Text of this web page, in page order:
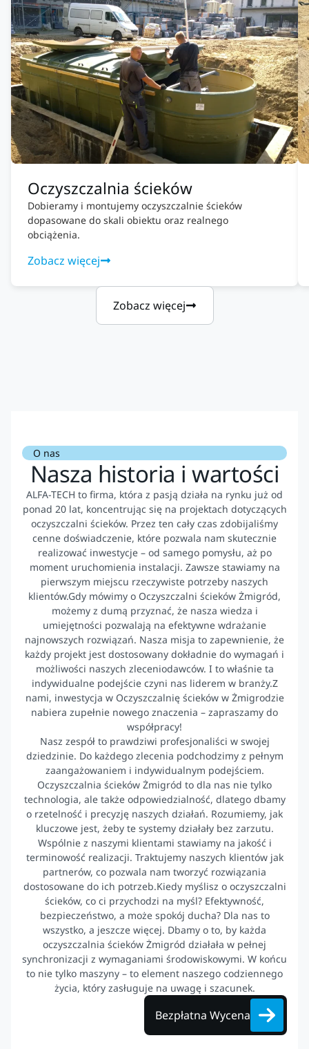
Oczyszczalnia ścieków
Dobieramy i montujemy oczyszczalnie ścieków
dopasowane do skali obiektu oraz realnego
obciążenia.
Zobacz więcej
Zobacz więcej
O nas
Nasza historia i wartości
ALFA-TECH to firma, która z pasją działa na rynku już od
ponad 20 lat, koncentrując się na projektach dotyczących
oczyszczalni ścieków. Przez ten cały czas zdobijaliśmy
cenne doświadczenie, które pozwala nam skutecznie
realizować inwestycje – od samego pomysłu, aż po
moment uruchomienia instalacji. Zawsze stawiamy na
pierwszym miejscu rzeczywiste potrzeby naszych
klientów.Gdy mówimy o Oczyszczalni ścieków Żmigród,
możemy z dumą przyznać, że nasza wiedza i
umiejętności pozwalają na efektywne wdrażanie
najnowszych rozwiązań. Nasza misja to zapewnienie, że
każdy projekt jest dostosowany dokładnie do wymagań i
możliwości naszych zleceniodawców. I to właśnie ta
indywidualne podejście czyni nas liderem w branży.Z
nami, inwestycja w Oczyszczalnię ścieków w Żmigrodzie
nabiera zupełnie nowego znaczenia – zapraszamy do
współpracy!
Nasz zespół to prawdziwi profesjonaliści w swojej
dziedzinie. Do każdego zlecenia podchodzimy z pełnym
zaangażowaniem i indywidualnym podejściem.
Oczyszczalnia ścieków Żmigród to dla nas nie tylko
technologia, ale także odpowiedzialność, dlatego dbamy
o rzetelność i precyzję naszych działań. Rozumiemy, jak
kluczowe jest, żeby te systemy działały bez zarzutu.
Wspólnie z naszymi klientami stawiamy na jakość i
terminowość realizacji. Traktujemy naszych klientów jak
partnerów, co pozwala nam tworzyć rozwiązania
dostosowane do ich potrzeb.Kiedy myślisz o oczyszczalni
ścieków, co ci przychodzi na myśl? Efektywność,
bezpieczeństwo, a może spokój ducha? Dla nas to
wszystko, a jeszcze więcej. Dbamy o to, by każda
oczyszczalnia ścieków Żmigród działała w pełnej
synchronizacji z wymaganiami środowiskowymi. W końcu
to nie tylko maszyny – to element naszego codziennego
życia, który zasługuje na uwagę i szacunek.
Bezpłatna Wycena